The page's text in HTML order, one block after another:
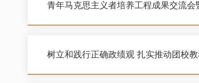
青年马克思主义者培养工程成果交流会
树立和践行正确政绩观 扎实推动团校